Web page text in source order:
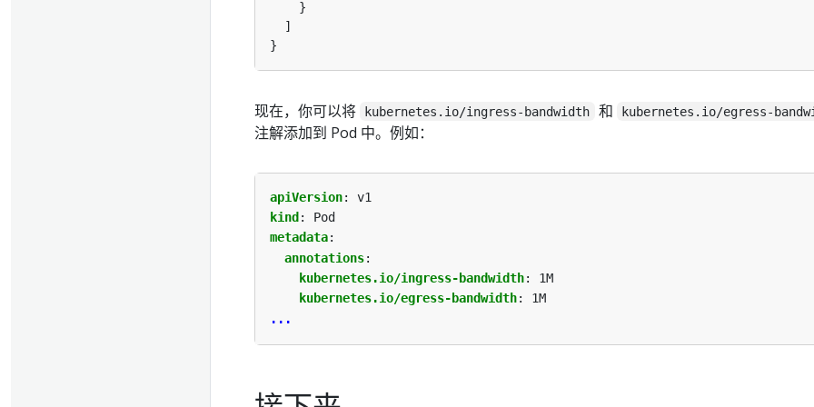
现在，你可以将 kubernetes.io/ingress-bandwidth 和 kubernetes.io/egress-
注解添加到 Pod 中。例如：
apiVersion:
v1
kind :
Pod
metadata:
annotations:
kubernetes.io/ingress-bandwidth:
1M
kubernetes.io/egress-bandwidth:
1M
...